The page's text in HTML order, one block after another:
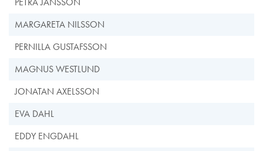
MARGARETA NILSSON
PERNILLA GUSTAFSSON
MAGNUS WESTLUND
JONATAN AXELSSON
EVA DAHL
EDDY ENGDAHL